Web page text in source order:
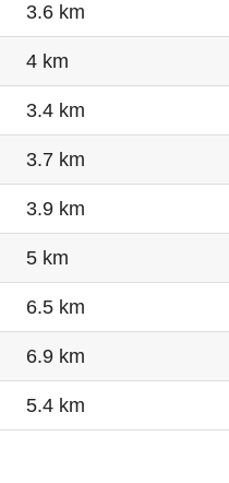
3.6 km
4 km
3.4 km
3.7 km
3.9 km
5 km
6.5 km
6.9 km
5.4 km